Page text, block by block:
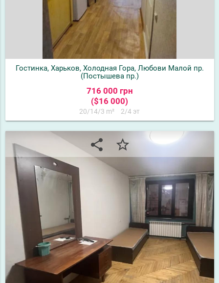
Гостинка, Харьков, Холодная Гора, Любови Малой пр.
(Постышева пр.)
716 000 грн
($16 000)
20/14/3 m² 2/4 эт
share star_border